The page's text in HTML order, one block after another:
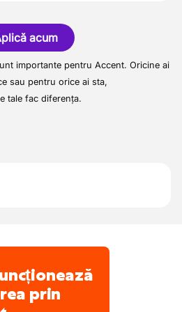
și este o
în locuințele outdoor.
și spiritul de echipă sunt
acum
importante pentru Accent. Oricine ai
sau pentru orice ai sta,
tale fac diferența.
prin